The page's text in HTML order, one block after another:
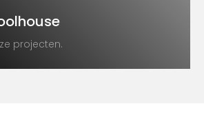
projecten.